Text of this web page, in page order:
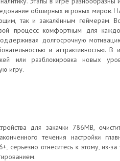
обширных игровых миров.
так и закалённым геймерам.
процесс комфортным для
долгосрочную
и аттрактивностью. В
или разблокировка новых
игру.
для закачки 786MB,
течения настройки
серьезно отнеситесь к этому, из-